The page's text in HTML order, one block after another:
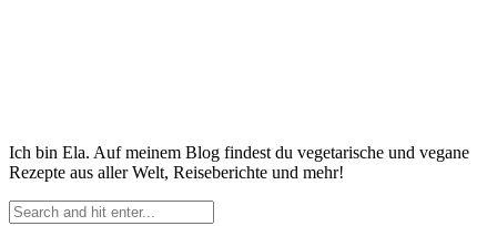
Ich bin Ela. Auf meinem Blog findest du vegetarische und vegane
Rezepte aus aller Welt, Reiseberichte und mehr!